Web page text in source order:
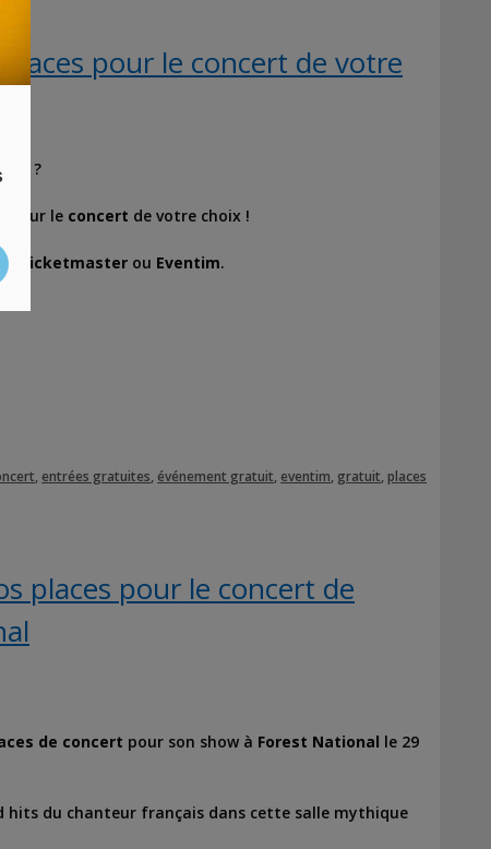
pour le concert de votre
?
pour le concert de votre choix !
Ticketmaster ou Eventim.
, entrées gratuites, événement gratuit, eventim, gratuit,places
places pour le concert de
de concert pour son show à Forest National le 29
hits du chanteur français dans cette salle mythique